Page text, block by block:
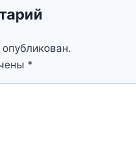
*